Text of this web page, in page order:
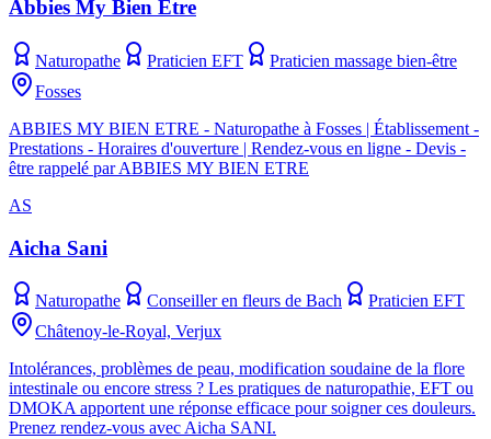
Abbies My Bien Etre
Naturopathe Praticien EFT
Praticien massage bien-être
Fosses
ABBIES MY BIEN ETRE - Naturopathe à Fosses | Établissement -
Prestations - Horaires d'ouverture | Rendez-vous en ligne - Devis -
être rappelé par ABBIES MY BIEN ETRE
AS
Aicha Sani
Naturopathe Conseiller en fleurs de Bach
Praticien EFT
Châtenoy-le-Royal, Verjux
Intolérances, problèmes de peau, modification soudaine de la flore
intestinale ou encore stress ? Les pratiques de naturopathie, EFT ou
DMOKA apportent une réponse efficace pour soigner ces douleurs.
Prenez rendez-vous avec Aicha SANI.